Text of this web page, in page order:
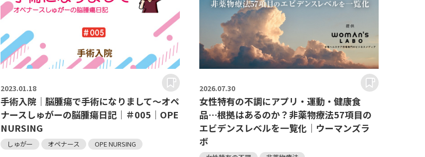
2023.01.18
手術入院｜脳腫瘍で手術になりまして～オペ
ナースしゅがーの脳腫瘍日記｜＃005｜OPE
NURSING
しゅがー オペナース OPE NURSING
2026.07.30
女性特有の不調にアプリ・運動・健康食
品…根拠はあるのか？非薬物療法57項目の
エビデンスレベルを一覧化｜ウーマンズラ
ボ